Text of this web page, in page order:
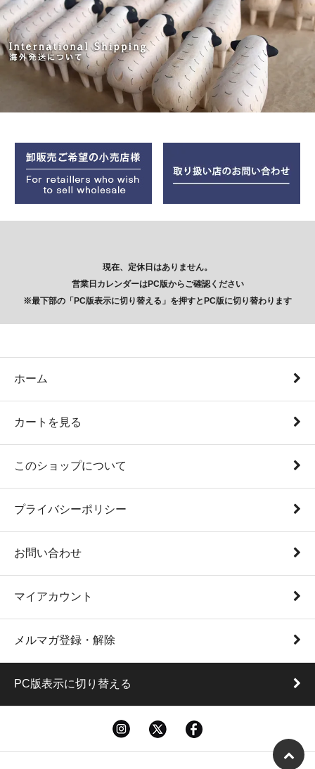
現在、定休日はありません。
営業日カレンダーはPC版からご確認ください
※最下部の「PC版表示に切り替える」を押すとPC版に切り替わります
ホーム
カートを見る
このショップについて
プライバシーポリシー
お問い合わせ
マイアカウント
メルマガ登録・解除
PC版表示に切り替える